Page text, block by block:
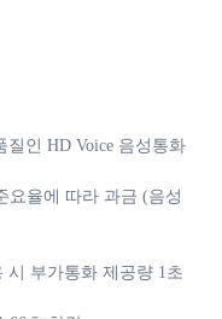
인 HD Voice 음성통화
요율에 따라 과금 (음성
시 부가통화 제공량 1초